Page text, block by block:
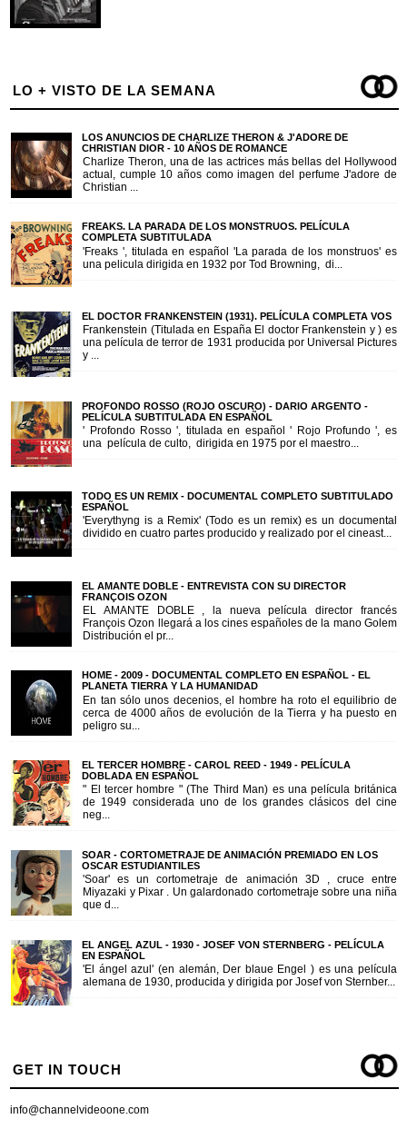
LO + VISTO DE LA SEMANA
LOS ANUNCIOS DE CHARLIZE THERON & J'ADORE DE
CHRISTIAN DIOR - 10 AÑOS DE ROMANCE
Charlize Theron, una de las actrices más bellas del Hollywood
actual, cumple 10 años como imagen del perfume J'adore de
Christian ...
FREAKS. LA PARADA DE LOS MONSTRUOS. PELÍCULA
COMPLETA SUBTITULADA
'Freaks ', titulada en español 'La parada de los monstruos' es
una pelicula dirigida en 1932 por Tod Browning, di...
EL DOCTOR FRANKENSTEIN (1931). PELÍCULA COMPLETA VOS
Frankenstein (Titulada en España El doctor Frankenstein y ) es
una película de terror de 1931 producida por Universal Pictures
y ...
PROFONDO ROSSO (ROJO OSCURO) - DARIO ARGENTO -
PELÍCULA SUBTITULADA EN ESPAÑOL
' Profondo Rosso ', titulada en español ' Rojo Profundo ', es
una película de culto, dirigida en 1975 por el maestro...
TODO ES UN REMIX - DOCUMENTAL COMPLETO SUBTITULADO
ESPAÑOL
'Everythyng is a Remix' (Todo es un remix) es un documental
dividido en cuatro partes producido y realizado por el cineast...
EL AMANTE DOBLE - ENTREVISTA CON SU DIRECTOR
FRANÇOIS OZON
EL AMANTE DOBLE , la nueva película director francés
François Ozon llegará a los cines españoles de la mano Golem
Distribución el pr...
HOME - 2009 - DOCUMENTAL COMPLETO EN ESPAÑOL - EL
PLANETA TIERRA Y LA HUMANIDAD
En tan sólo unos decenios, el hombre ha roto el equilibrio de
cerca de 4000 años de evolución de la Tierra y ha puesto en
peligro su...
EL TERCER HOMBRE - CAROL REED - 1949 - PELÍCULA
DOBLADA EN ESPAÑOL
" El tercer hombre " (The Third Man) es una película británica
de 1949 considerada uno de los grandes clásicos del cine
neg...
SOAR - CORTOMETRAJE DE ANIMACIÓN PREMIADO EN LOS
OSCAR ESTUDIANTILES
'Soar' es un cortometraje de animación 3D , cruce entre
Miyazaki y Pixar . Un galardonado cortometraje sobre una niña
que d...
EL ANGEL AZUL - 1930 - JOSEF VON STERNBERG - PELÍCULA
EN ESPAÑOL
'El ángel azul' (en alemán, Der blaue Engel ) es una película
alemana de 1930, producida y dirigida por Josef von Sternber...
GET IN TOUCH
info@channelvideoone.com